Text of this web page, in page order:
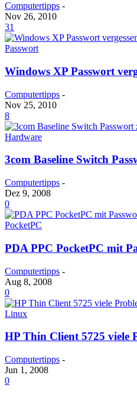
Computertipps -
Nov 26, 2010
31
Passwort
Windows XP Passwort
Computertipps -
Nov 25, 2010
8
Hardware
3com Baseline Switch
Computertipps -
Dez 9, 2008
0
PocketPC
PDA PPC PocketPC mit
Computertipps -
Aug 8, 2008
0
Linux
HP Thin Client 5725 viele
Computertipps -
Jun 1, 2008
0